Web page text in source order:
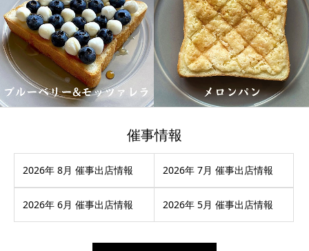
催事情報
2026年 8月 催事出店情報 2026年 7月 催事出店情報
2026年 6月 催事出店情報 2026年 5月 催事出店情報